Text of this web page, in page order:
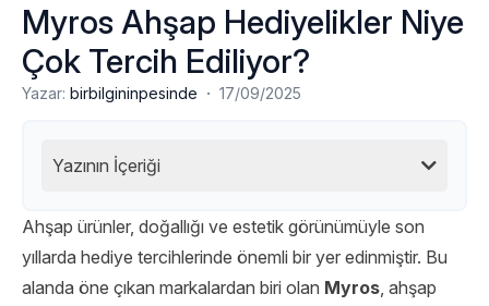
Myros Ahşap Hediyelikler Niye
Çok Tercih Ediliyor?
Yazar: birbilgininpesinde · 17/09/2025
Yazının İçeriği
Ahşap ürünler, doğallığı ve estetik görünümüyle son
yıllarda hediye tercihlerinde önemli bir yer edinmiştir. Bu
alanda öne çıkan markalardan biri olan Myros, ahşap